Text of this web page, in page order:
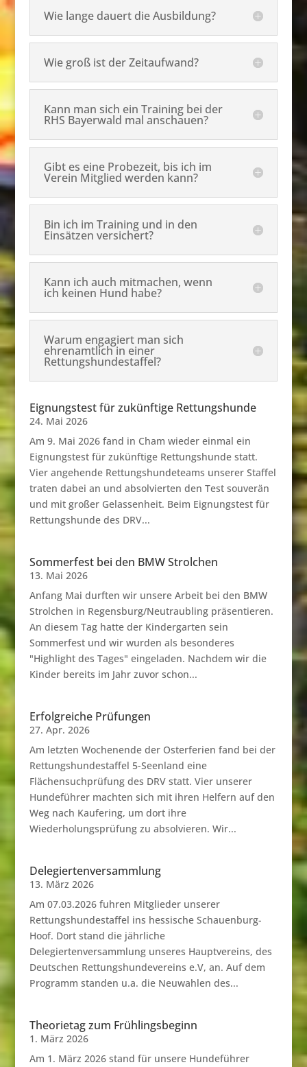
Wie lange dauert die Ausbildung?
Wie groß ist der Zeitaufwand?
Kann man sich ein Training bei der
RHS Bayerwald mal anschauen?
Gibt es eine Probezeit, bis ich im
Verein Mitglied werden kann?
Bin ich im Training und in den
Einsätzen versichert?
Kann ich auch mitmachen, wenn
ich keinen Hund habe?
Warum engagiert man sich
ehrenamtlich in einer
Rettungshundestaffel?
Eignungstest für zukünftige Rettungshunde
24. Mai 2026
Am 9. Mai 2026 fand in Cham wieder einmal ein
Eignungstest für zukünftige Rettungshunde statt.
Vier angehende Rettungshundeteams unserer Staffel
traten dabei an und absolvierten den Test souverän
und mit großer Gelassenheit. Beim Eignungstest für
Rettungshunde des DRV...
Sommerfest bei den BMW Strolchen
13. Mai 2026
Anfang Mai durften wir unsere Arbeit bei den BMW
Strolchen in Regensburg/Neutraubling präsentieren.
An diesem Tag hatte der Kindergarten sein
Sommerfest und wir wurden als besonderes
"Highlight des Tages" eingeladen. Nachdem wir die
Kinder bereits im Jahr zuvor schon...
Erfolgreiche Prüfungen
27. Apr. 2026
Am letzten Wochenende der Osterferien fand bei der
Rettungshundestaffel 5-Seenland eine
Flächensuchprüfung des DRV statt. Vier unserer
Hundeführer machten sich mit ihren Helfern auf den
Weg nach Kaufering, um dort ihre
Wiederholungsprüfung zu absolvieren. Wir...
Delegiertenversammlung
13. März 2026
Am 07.03.2026 fuhren Mitglieder unserer
Rettungshundestaffel ins hessische Schauenburg-
Hoof. Dort stand die jährliche
Delegiertenversammlung unseres Hauptvereins, des
Deutschen Rettungshundevereins e.V, an. Auf dem
Programm standen u.a. die Neuwahlen des...
Theorietag zum Frühlingsbeginn
1. März 2026
Am 1. März 2026 stand für unsere Hundeführer